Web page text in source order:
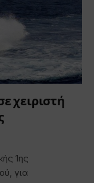
χειριστή
1ης
για